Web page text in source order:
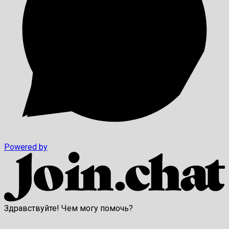
Powered by
Здравствуйте! Чем могу помочь?